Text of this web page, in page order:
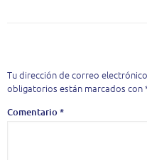
Tu dirección de correo
obligatorios están marcados con
Comentario*